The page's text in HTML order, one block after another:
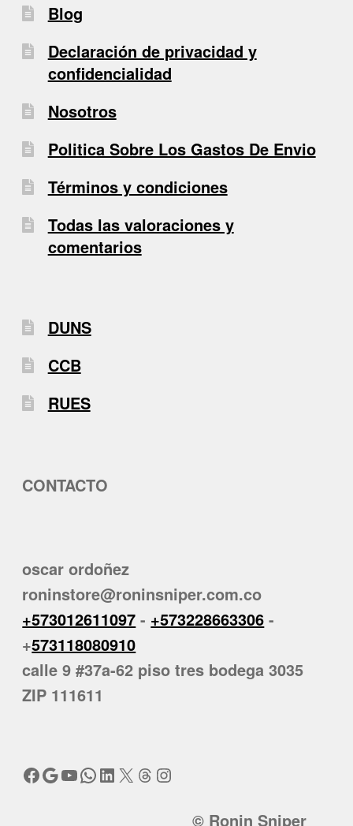
Blog
Declaración de privacidad y
confidencialidad
Nosotros
Politica Sobre Los Gastos De Envio
Términos y condiciones
Todas las valoraciones y
comentarios
DUNS
CCB
RUES
CONTACTO
oscar ordoñez
roninstore@roninsniper.com.co
+573012611097 - +573228663306 -
+573118080910
calle 9 #37a-62 piso tres bodega 3035
ZIP 111611
Facebook
Google
YouTube
WhatsApp
LinkedIn
X Threads
Instagram
© Ronin Sniper